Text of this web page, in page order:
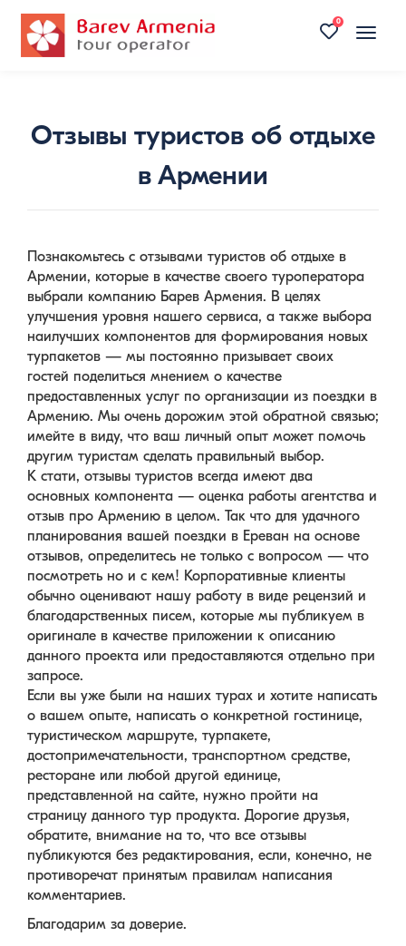
Toggle
0
Отзывы туристов об отдыхе
в Армении
Познакомьтесь с отзывами туристов об отдыхе в
Армении, которые в качестве своего туроператора
выбрали компанию Барев Армения. В целях
улучшения уровня нашего сервиса, а также выбора
наилучших компонентов для формирования новых
турпакетов — мы постоянно призывает своих
гостей поделиться мнением о качестве
предоставленных услуг по организации из поездки в
Армению. Мы очень дорожим этой обратной связью;
имейте в виду, что ваш личный опыт может помочь
другим туристам сделать правильный выбор.
К стати, отзывы туристов всегда имеют два
основных компонента — оценка работы агентства и
отзыв про Армению в целом. Так что для удачного
планирования вашей поездки в Ереван на основе
отзывов, определитесь не только с вопросом — что
посмотреть но и с кем! Корпоративные клиенты
обычно оценивают нашу работу в виде рецензий и
благодарственных писем, которые мы публикуем в
оригинале в качестве приложении к описанию
данного проекта или предоставляются отдельно при
запросе.
Если вы уже были на наших турах и хотите написать
о вашем опыте, написать о конкретной гостинице,
туристическом маршруте, турпакете,
достопримечательности, транспортном средстве,
ресторане или любой другой единице,
представленной на сайте, нужно пройти на
страницу данного тур продукта. Дорогие друзья,
обратите, внимание на то, что все отзывы
публикуются без редактирования, если, конечно, не
противоречат принятым правилам написания
комментариев.
Благодарим за доверие.